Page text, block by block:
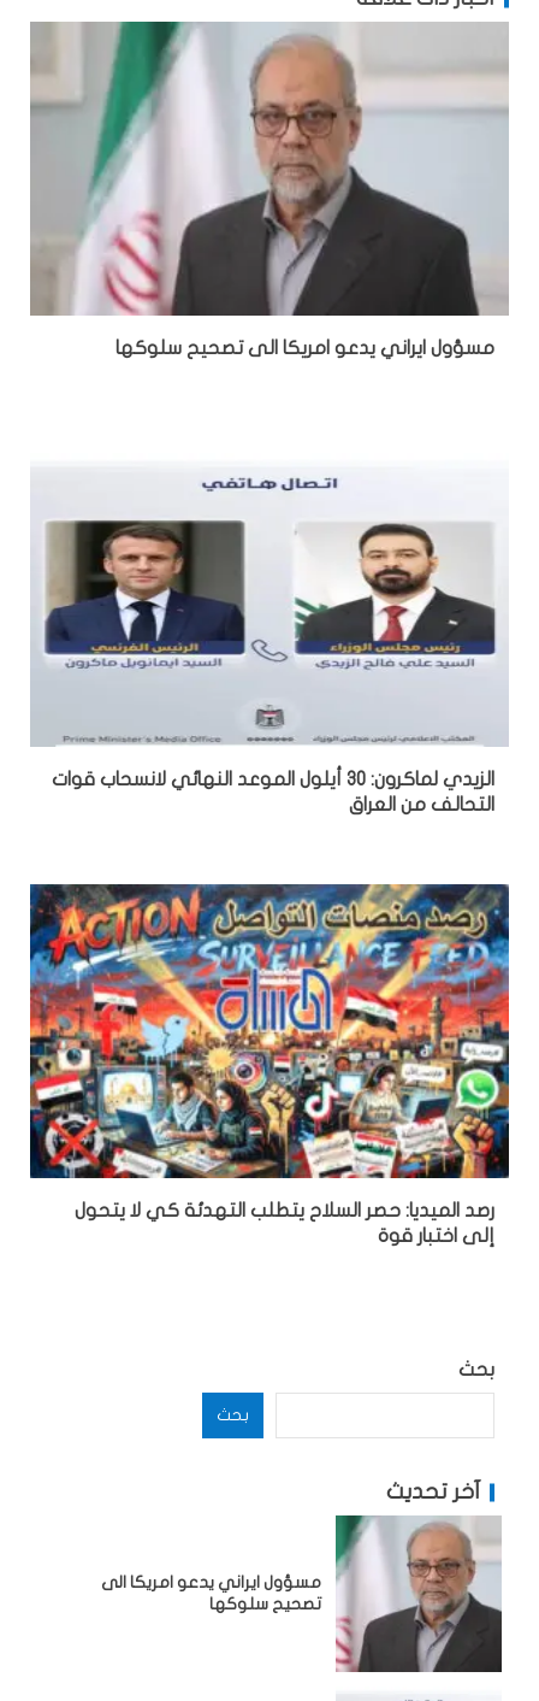
مسؤول ايراني يدعو امريكا الى تصحيح سلوكها
الزيدي لماكرون: 30 أيلول الموعد النهائي لانسحاب قوات
التحالف من العراق
رصد الميديا: حصر السلاح يتطلب التهدئة كي لا يتحول
إلى اختبار قوة
بحث
بحث
آخر تحديث
مسؤول ايراني يدعو امريكا الى
تصحيح سلوكها